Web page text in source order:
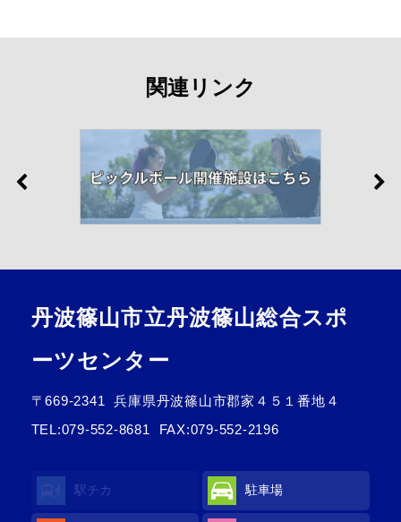
関連リンク
丹波篠山市立丹波篠山総合スポ
ーツセンター
〒669-2341
兵庫県丹波篠山市郡家４５１番地４
TEL:079-552-8681 FAX:079-552-2196
駅チカ 駐車場